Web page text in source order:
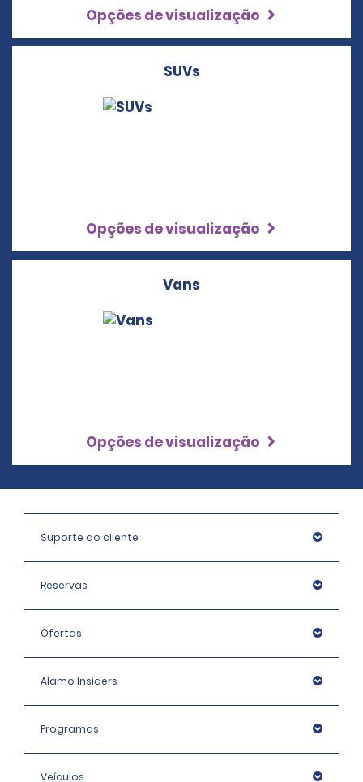
Opções de visualização
SUVs
Opções de visualização
Vans
Opções de visualização
Suporte ao cliente
Reservas
Ofertas
Alamo Insiders
Programas
Veículos